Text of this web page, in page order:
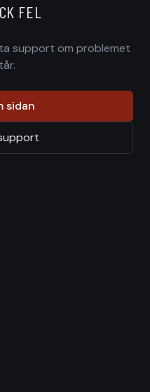
FEL
support om problemet
sidan